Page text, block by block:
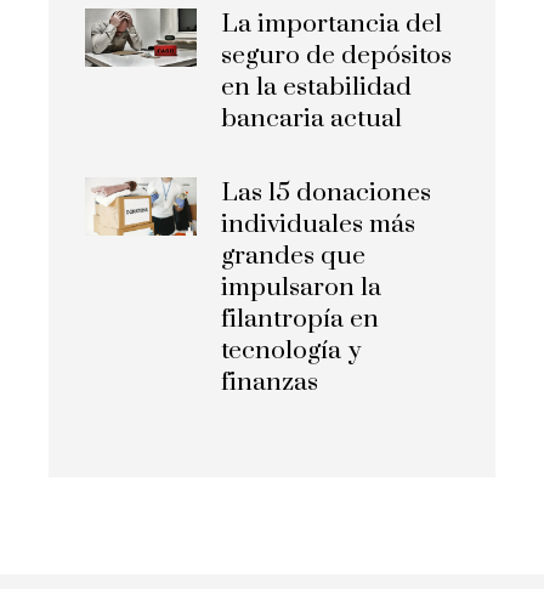
La importancia del
seguro de depósitos
en la estabilidad
bancaria actual
Las 15 donaciones
individuales más
grandes que
impulsaron la
filantropía en
tecnología y
finanzas